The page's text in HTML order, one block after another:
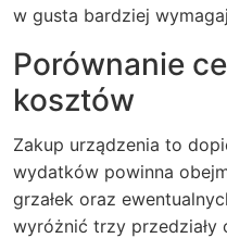
w gusta bardziej
Porównanie
kosztów
Zakup urządzenia to
wydatków powinna
grzałek oraz
wyróżnić trzy przedziały